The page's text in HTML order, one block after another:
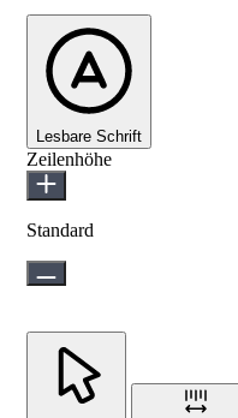
Lesbare Schrift
Zeilenhöhe
Standard